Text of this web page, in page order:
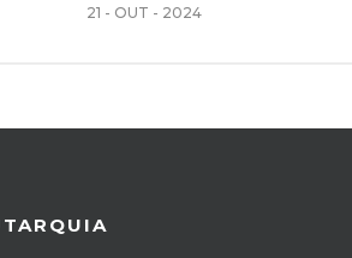
21 - OUT - 2024